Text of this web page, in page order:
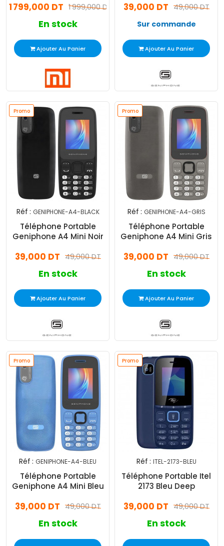
1 999,000 DT
1 799,000 DT
En stock
Ajouter Au Panier
49,000 DT
39,000 DT
Sur commande
Ajouter Au Panier
Promo
Réf : GENIPHONE-A4-BLACK
Téléphone Portable
Geniphone A4 Mini Noir
49,000 DT
39,000 DT
En stock
Ajouter Au Panier
Promo
Réf : GENIPHONE-A4-GRIS
Téléphone Portable
Geniphone A4 Mini Gris
49,000 DT
39,000 DT
En stock
Ajouter Au Panier
Promo
Réf : GENIPHONE-A4-BLEU
Téléphone Portable
Geniphone A4 Mini Bleu
49,000 DT
39,000 DT
En stock
Promo
Réf : ITEL-2173-BLEU
Téléphone Portable Itel
2173 Bleu Deep
49,000 DT
39,000 DT
En stock